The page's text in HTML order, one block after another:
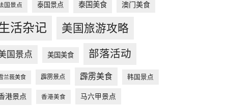
国景点 泰国景点 泰国美食 澳门美食
活杂记 美国旅游攻略
国景点 美国美食 部落活动
兰莪美食 霹雳景点 霹雳美食 韩国景点
港景点 香港美食 马六甲景点